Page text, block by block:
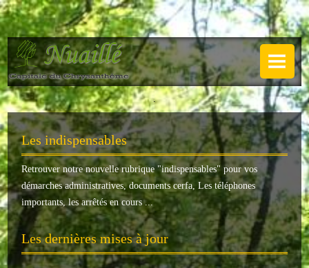
NUAILLÉ
Plan de Nuaillé
Sentiers pédestres
Guide annuel
Histoire
Galerie
LA MAIRIE
Horaires
.
Les indispensables
Retrouver notre nouvelle rubrique "indispensables" pour vos
démarches administratives, documents cerfa, Les téléphones
importants, les arrêtés en cours ...
Les dernières mises à jour